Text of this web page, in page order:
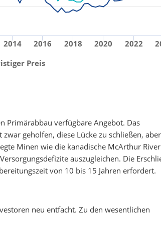
Preis
2014 2016 2018 2020 2022
Primärabbau verfügbare Angebot. Das
geholfen, diese Lücke zu schließen,
Minen wie die kanadische McArthur
auszugleichen. Die
von 10 bis 15 Jahren erfordert.
neu entfacht. Zu den wesentlichen